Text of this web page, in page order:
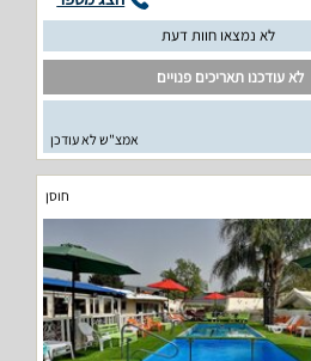
לא נמצאו חוות דעת
לא עודכנו תאריכים פנויים
אמצ"ש לא עודכן
חוסן